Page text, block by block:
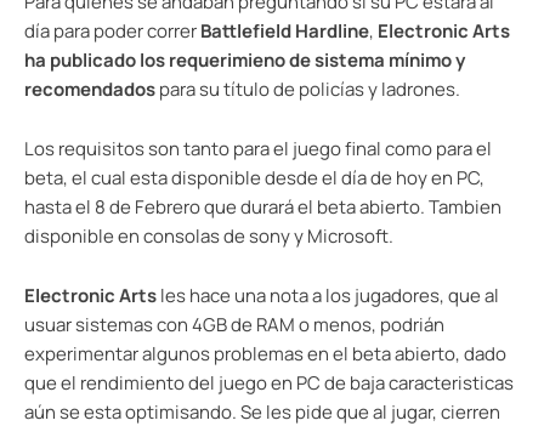
día para poder correrBattlefield Hardline, Electronic Arts
ha publicado los requerimieno de sistema mínimo y
recomendadospara su título de policías y ladrones.
Los requisitos son tanto para el juego final como para el
beta, el cual esta disponible desde el día de hoy en PC,
hasta el 8 de Febrero que durará el beta abierto. Tambien
disponible en consolas de sony y Microsoft.
Electronic Artsles hace una nota a los jugadores, que al
usuar sistemas con 4GB de RAM o menos, podrián
experimentar algunos problemas en el beta abierto, dado
que el rendimiento del juego en PC de baja caracteristicas
aún se esta optimisando. Se les pide que al jugar, cierren